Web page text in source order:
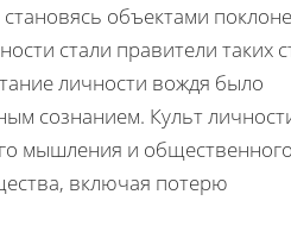
объектами
стали правители таких
личности вождя было
сознанием. Культ
мышления и общественного
включая потерю